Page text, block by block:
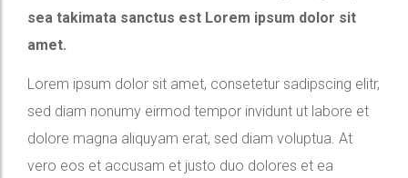
sea takimata sanctus est Lorem ipsum dolor sit
amet.
Lorem ipsum dolor sit amet, consetetur sadipscing elitr,
sed diam nonumy eirmod tempor invidunt ut labore et
dolore magna aliquyam erat, sed diam voluptua. At
vero eos et accusam et justo duo dolores et ea